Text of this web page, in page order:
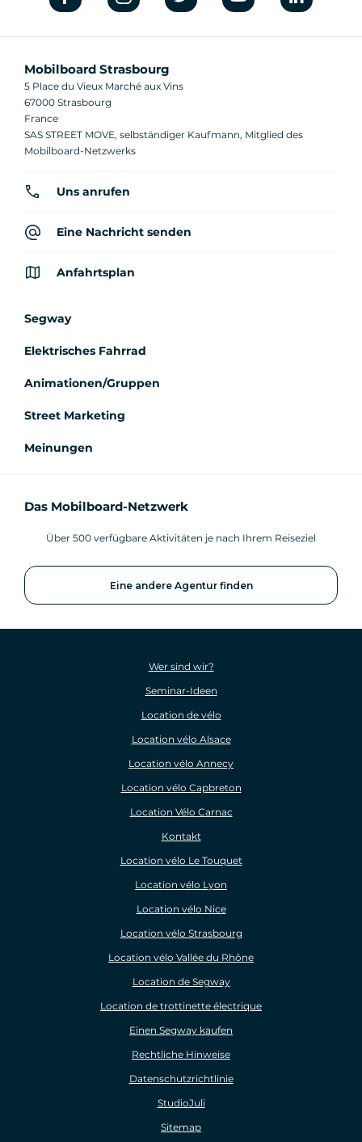
Mobilboard Strasbourg
5 Place du Vieux Marché aux Vins
67000 Strasbourg
France
SAS STREET MOVE, selbständiger Kaufmann, Mitglied des
Mobilboard-Netzwerks
Uns anrufen
Eine Nachricht senden
Anfahrtsplan
Segway
Elektrisches Fahrrad
Animationen/Gruppen
Street Marketing
Meinungen
Das Mobilboard-Netzwerk
Über 500 verfügbare Aktivitäten je nach Ihrem Reiseziel
Eine andere Agentur finden
Wer sind wir?
Seminar-Ideen
Location de vélo
Location vélo Alsace
Location vélo Annecy
Location vélo Capbreton
Location Vélo Carnac
Kontakt
Location vélo Le Touquet
Location vélo Lyon
Location vélo Nice
Location vélo Strasbourg
Location vélo Vallée du Rhône
Location de Segway
Location de trottinette électrique
Einen Segway kaufen
Rechtliche Hinweise
Datenschutzrichtlinie
StudioJuli
Sitemap